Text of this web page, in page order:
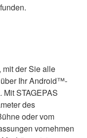
mit der Sie alle
über Ihr Android™-
STAGEPAS
des
oder vom
vornehmen